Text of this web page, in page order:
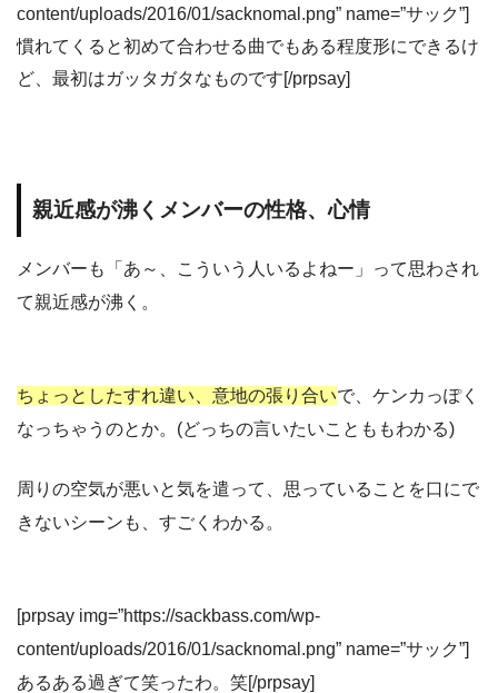
content/uploads/2016/01/sacknomal.png” name=”サック”]
慣れてくると初めて合わせる曲でもある程度形にできるけ
ど、最初はガッタガタなものです[/prpsay]
親近感が沸くメンバーの性格、心情
メンバーも「あ～、こういう人いるよねー」って思わされ
て親近感が沸く。
ちょっとしたすれ違い、意地の張り合いで、ケンカっぽく
なっちゃうのとか。(どっちの言いたいことももわかる)
周りの空気が悪いと気を遣って、思っていることを口にで
きないシーンも、すごくわかる。
[prpsay img=”https://sackbass.com/wp-
content/uploads/2016/01/sacknomal.png” name=”サック”]
あるある過ぎて笑ったわ。笑[/prpsay]